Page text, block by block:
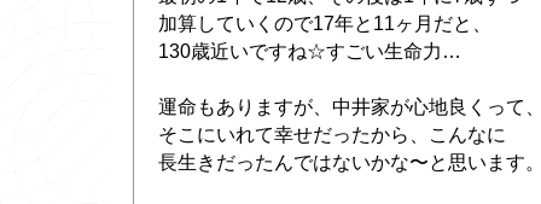
加算していくので17年と11ヶ月だと、
130歳近いですね☆すごい生命力…
運命もありますが、中井家が心地良くって
そこにいれて幸せだったから、こんなに
長生きだったんではないかな〜と思います